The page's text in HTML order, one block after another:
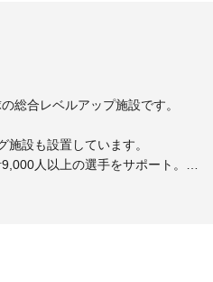
総合レベルアップ施設です。
設も設置しています。
人以上の選手をサポート。